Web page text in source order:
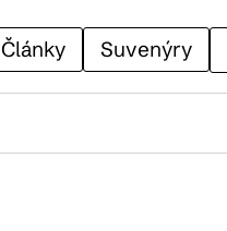
Články Suvenýry